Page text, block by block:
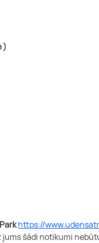
)
https://
jums šādi notikumi